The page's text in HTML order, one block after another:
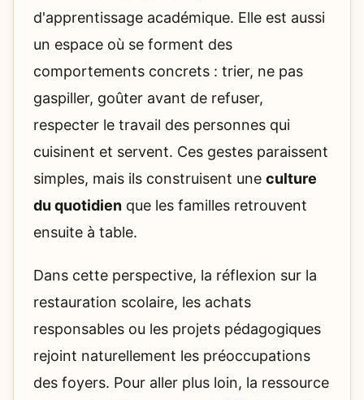
d'apprentissage académique. Elle est aussi
un espace où se forment des
comportements concrets : trier, ne pas
gaspiller, goûter avant de refuser,
respecter le travail des personnes qui
cuisinent et servent. Ces gestes paraissent
simples, mais ils construisent une culture
du quotidien que les familles retrouvent
ensuite à table.
Dans cette perspective, la réflexion sur la
restauration scolaire, les achats
responsables ou les projets pédagogiques
rejoint naturellement les préoccupations
des foyers. Pour aller plus loin, la ressource